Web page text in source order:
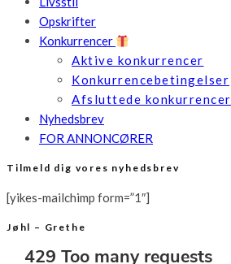
Opskrifter
Konkurrencer
Aktive konkurrencer
Konkurrencebetingelser
Afsluttede konkurrencer
Nyhedsbrev
FOR ANNONCØRER
Tilmeld dig vores nyhedsbrev
[yikes-mailchimp form=”1″]
Jøhl – Grethe